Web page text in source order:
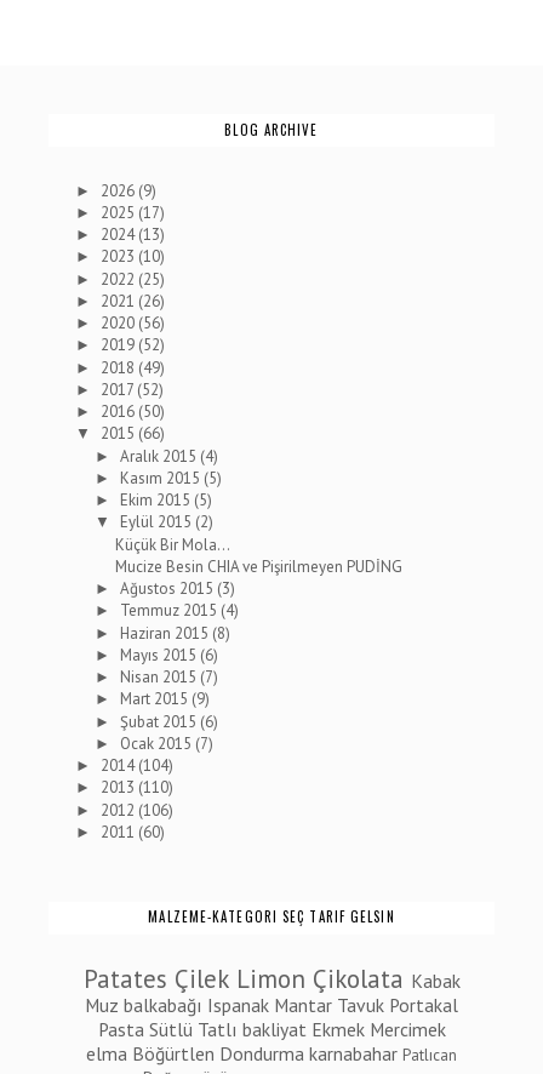
BLOG ARCHIVE
► 2026 (9)
► 2025 (17)
► 2024(13)
► 2023 (10)
► 2022 (25)
► 2021 (26)
► 2020 (56)
► 2019 (52)
► 2018 (49)
► 2017 (52)
► 2016 (50)
▼ 2015 (66)
►Aralık 2015 (4)
► Kasım 2015 (5)
► Ekim 2015 (5)
▼ Eylül 2015 (2)
Küçük Bir Mola...
Mucize Besin CHIA ve Pişirilmeyen PUDİNG
►Ağustos 2015 (3)
► Temmuz 2015 (4)
► Haziran 2015 (8)
► Mayıs 2015 (6)
► Nisan 2015 (7)
► Mart 2015 (9)
► Şubat 2015 (6)
► Ocak 2015 (7)
► 2014(104)
► 2013 (110)
► 2012 (106)
► 2011 (60)
MALZEME-KATEGORI SEÇ TARIF GELSIN
Patates Çilek Limon Çikolata Kabak
Muz balkabağı Ispanak Mantar Tavuk Portakal
Pasta Sütlü Tatlı bakliyat Ekmek Mercimek
elma Böğürtlen Dondurma karnabahar Patlıcan